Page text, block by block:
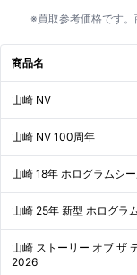
※買取参考価格です。
商品名
山崎 NV
山崎 NV 100周年
山崎 18年 ホログラムシ
山崎 25年 新型 ホログラ
山崎 ストーリー オブ ザ
2026